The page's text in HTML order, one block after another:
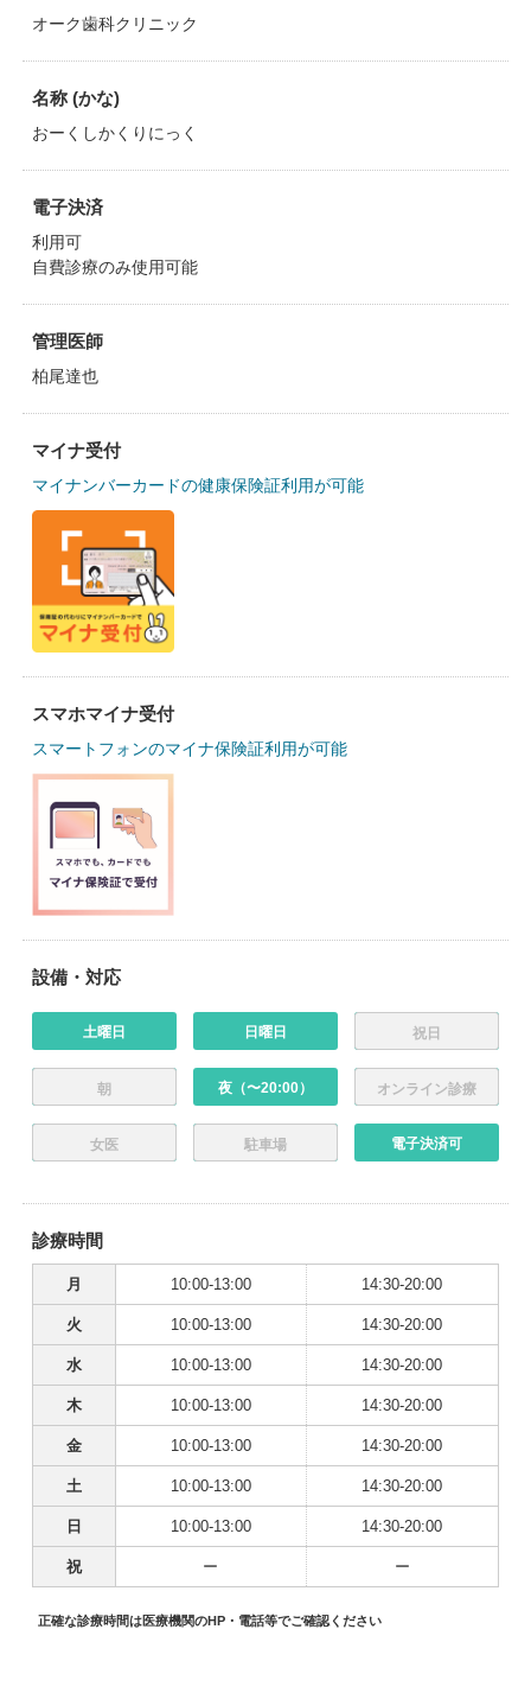
オーク歯科クリニック
名称 (かな)
おーくしかくりにっく
電子決済
利用可
自費診療のみ使用可能
管理医師
柏尾達也
マイナ受付
マイナンバーカードの健康保険証利用が可能
スマホマイナ受付
スマートフォンのマイナ保険証利用が可能
設備・対応
土曜日 日曜日 祝日
朝 夜（〜20:00） オンライン診療
女医 駐車場 電子決済可
診療時間
月 10:00-13:00 14:30-20:00
火 10:00-13:00 14:30-20:00
水 10:00-13:00 14:30-20:00
木 10:00-13:00 14:30-20:00
金 10:00-13:00 14:30-20:00
土 10:00-13:00 14:30-20:00
日 10:00-13:00 14:30-20:00
祝 ー ー
正確な診療時間は医療機関のHP・電話等でご確認ください